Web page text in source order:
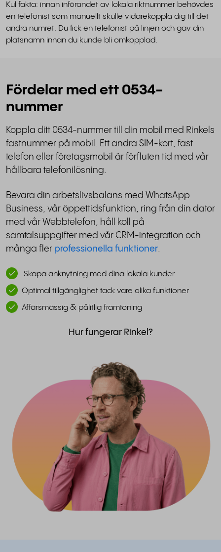
Kul fakta: innan införandet av lokala riktnummer behövdes
en telefonist som manuellt skulle vidarekoppla dig till det
andra numret. Du fick en telefonist på linjen och gav din
platsnamn innan du kunde bli omkopplad.
Fördelar med ett 0534-
nummer
Koppla ditt 0534-nummer till din mobil med Rinkels
fastnummer på mobil. Ett andra SIM-kort, fast
telefon eller företagsmobil är förfluten tid med vår
hållbara telefonilösning.
Bevara din arbetslivsbalans med WhatsApp
Business, vår öppettidsfunktion, ring från din dator
med vår Webbtelefon, håll koll på
samtalsuppgifter med vår CRM-integration och
många fler professionella funktioner.
Skapa anknytning med dina lokala kunder
Optimal tillgänglighet tack vare olika funktioner
Affärsmässig & pålitlig framtoning
Hur fungerar Rinkel?